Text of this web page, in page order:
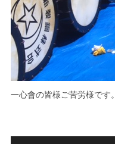
一心會の皆様ご苦労様です。